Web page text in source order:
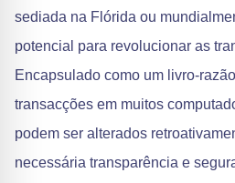
sediada na Flórida ou
potencial para revolucionar as
Encapsulado como um livro-
transacções em muitos
podem ser alterados
necessária transparência e